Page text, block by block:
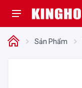
Sản Phẩm